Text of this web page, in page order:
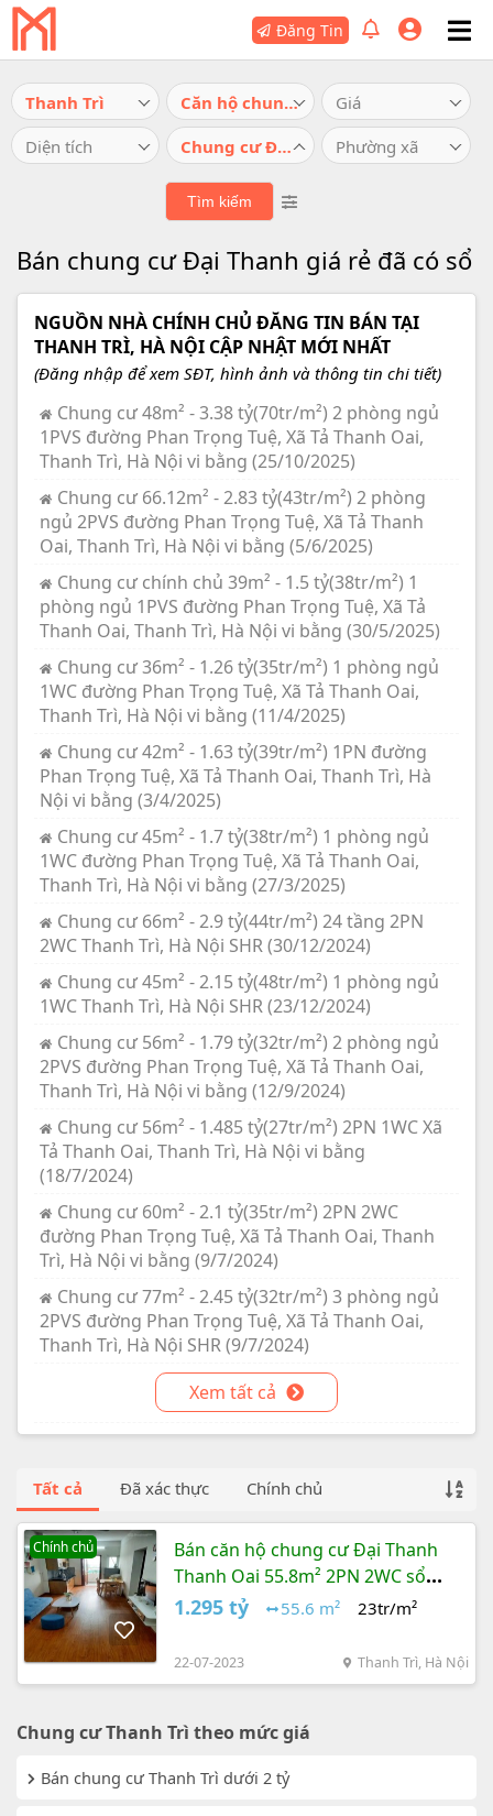
Đăng Tin
Thanh Trì Căn hộ chung cư
Giá
Diện tích
Chung cư Đại Thanh Phường xã
Bán chung cư Đại Thanh giá rẻ đã có sổ
NGUỒN NHÀ CHÍNH CHỦ ĐĂNG TIN BÁN TẠI
THANH TRÌ, HÀ NỘI CẬP NHẬT MỚI NHẤT
(Đăng nhập để xem SĐT, hình ảnh và thông tin chi tiết)
Chung cư 48m² - 3.38 tỷ(70tr/m²) 2 phòng ngủ
1PVS đường Phan Trọng Tuệ, Xã Tả Thanh Oai,
Thanh Trì, Hà Nội vi bằng (25/10/2025)
Chung cư 66.12m² - 2.83 tỷ(43tr/m²) 2 phòng
ngủ 2PVS đường Phan Trọng Tuệ, Xã Tả Thanh
Oai, Thanh Trì, Hà Nội vi bằng (5/6/2025)
Chung cư chính chủ 39m² - 1.5 tỷ(38tr/m²) 1
phòng ngủ 1PVS đường Phan Trọng Tuệ, Xã Tả
Thanh Oai, Thanh Trì, Hà Nội vi bằng (30/5/2025)
Chung cư 36m² - 1.26 tỷ(35tr/m²) 1 phòng ngủ
1WC đường Phan Trọng Tuệ, Xã Tả Thanh Oai,
Thanh Trì, Hà Nội vi bằng (11/4/2025)
Chung cư 42m² - 1.63 tỷ(39tr/m²) 1PN đường
Phan Trọng Tuệ, Xã Tả Thanh Oai, Thanh Trì, Hà
Nội vi bằng (3/4/2025)
Chung cư 45m² - 1.7 tỷ(38tr/m²) 1 phòng ngủ
1WC đường Phan Trọng Tuệ, Xã Tả Thanh Oai,
Thanh Trì, Hà Nội vi bằng (27/3/2025)
Chung cư 66m² - 2.9 tỷ(44tr/m²) 24 tầng 2PN
2WC Thanh Trì, Hà Nội SHR (30/12/2024)
Chung cư 45m² - 2.15 tỷ(48tr/m²) 1 phòng ngủ
1WC Thanh Trì, Hà Nội SHR (23/12/2024)
Chung cư 56m² - 1.79 tỷ(32tr/m²) 2 phòng ngủ
2PVS đường Phan Trọng Tuệ, Xã Tả Thanh Oai,
Thanh Trì, Hà Nội vi bằng (12/9/2024)
Chung cư 56m² - 1.485 tỷ(27tr/m²) 2PN 1WC Xã
Tả Thanh Oai, Thanh Trì, Hà Nội vi bằng
(18/7/2024)
Chung cư 60m² - 2.1 tỷ(35tr/m²) 2PN 2WC
đường Phan Trọng Tuệ, Xã Tả Thanh Oai, Thanh
Trì, Hà Nội vi bằng (9/7/2024)
Chung cư 77m² - 2.45 tỷ(32tr/m²) 3 phòng ngủ
2PVS đường Phan Trọng Tuệ, Xã Tả Thanh Oai,
Thanh Trì, Hà Nội SHR (9/7/2024)
Xem tất cả
Tất cả Đã xác thực Chính chủ
Chính chủ
Bán căn hộ chung cư Đại Thanh
Thanh Oai 55.8m² 2PN 2WC sổ
hồng chính chủ
1.295 tỷ 55.6 m² 23tr/m²
22-07-2023 Thanh Trì, Hà Nội
Chung cư Thanh Trì theo mức giá
Bán chung cư Thanh Trì dưới 2 tỷ